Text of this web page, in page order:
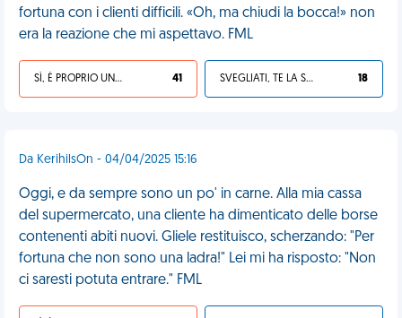
fortuna con i clienti difficili. «Oh, ma chiudi la bocca!» non
era la reazione che mi aspettavo. FML
SÌ, È PROPRIO UNA VDM! 41 SVEGLIATI, TE LA SEI CERCATA! 18
Da KerihilsOn - 04/04/2025 15:16
Oggi, e da sempre sono un po' in carne. Alla mia cassa
del supermercato, una cliente ha dimenticato delle borse
contenenti abiti nuovi. Gliele restituisco, scherzando: "Per
fortuna che non sono una ladra!" Lei mi ha risposto: "Non
ci saresti potuta entrare." FML